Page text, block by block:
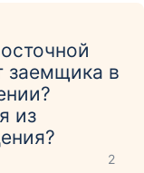
заемщика в
из
2